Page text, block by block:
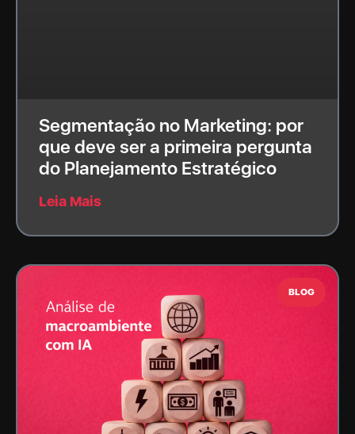
Segmentação no Marketing: por
que deve ser a primeira pergunta
do Planejamento Estratégico
Leia Mais
BLOG